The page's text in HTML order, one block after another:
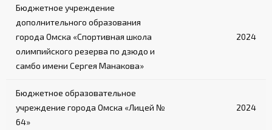
Бюджетное учреждение
дополнительного образования
города Омска «Спортивная школа
олимпийского резерва по дзюдо и
самбо имени Сергея Манакова»
2024
Бюджетное образовательное
учреждение города Омска «Лицей №
64»
2024